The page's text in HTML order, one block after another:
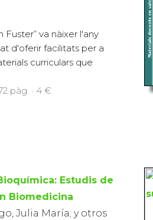
Fuster” va nàixer l'any
d'oferir facilitats per a
curriculars que
pàg. · 4 €
Estudis de
Biomedicina
Julia María; y otros